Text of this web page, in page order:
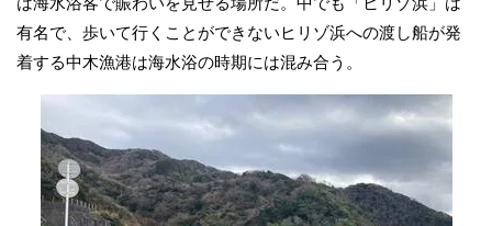
有名で、歩いて行くことができないヒリゾ浜への渡し船が発
着する中木漁港は海水浴の時期には混み合う。